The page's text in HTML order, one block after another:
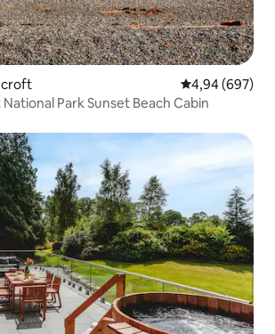
Gemiddelde
4,94 (697)
Park Sunset Beach Cabin